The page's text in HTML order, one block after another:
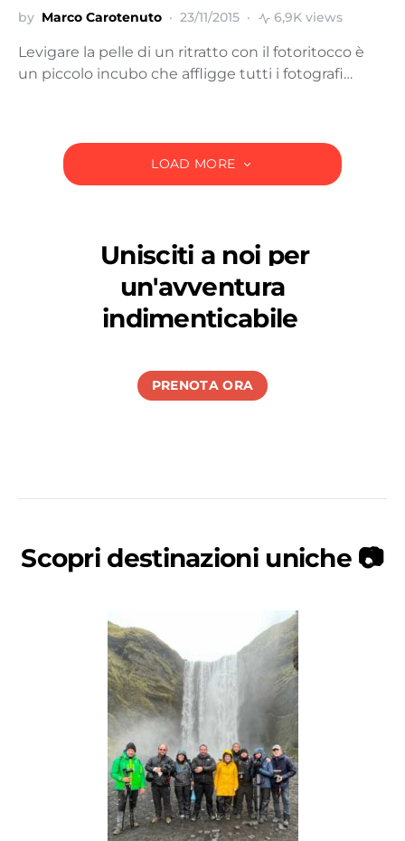
by Marco Carotenuto 23/11/2015 6,9K views
Levigare la pelle di un ritratto con il fotoritocco è
un piccolo incubo che affligge tutti i fotografi…
LOAD MORE
Unisciti a noi per
un'avventura
indimenticabile
PRENOTA ORA
Scopri destinazioni uniche 📷